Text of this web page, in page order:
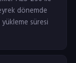
dönemde
süresi